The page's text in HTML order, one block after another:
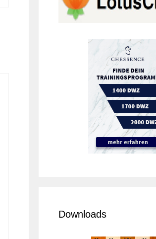
Downloads